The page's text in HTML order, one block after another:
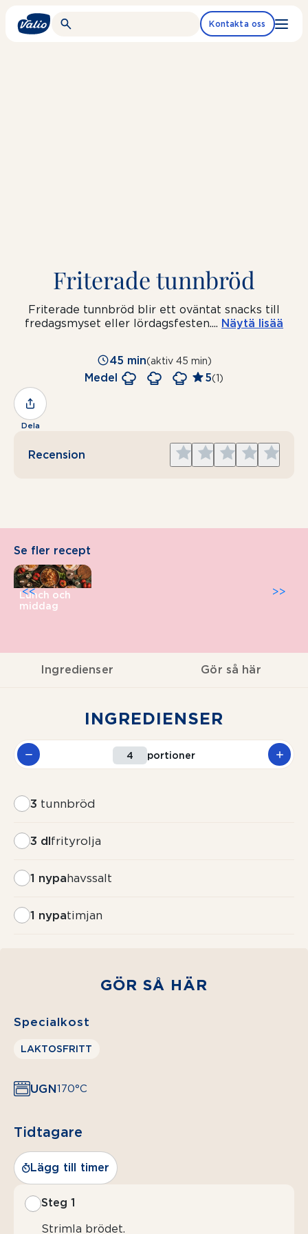
Kontakta oss
Friterade tunnbröd
Friterade tunnbröd blir ett oväntat snacks till
fredagsmyset eller lördagsfesten.... Näytä lisää
45 min(aktiv 45 min)
Medel 5(1)
Dela
Recension
Give
5
Give
4
Give
3
Give
2
Give
1
Se fler recept
Lunch och
middag
>>
<<
Ingredienser Gör så här
INGREDIENSER
portioner
3 tunnbröd
3 dlfrityrolja
1 nypahavssalt
1 nypatimjan
GÖR SÅ HÄR
Specialkost
LAKTOSFRITT
UGN170°C
Tidtagare
Lägg till timer
Steg 1
Strimla brödet.